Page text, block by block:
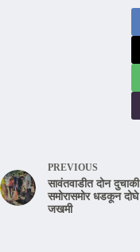
PREVIOUS
सावंतवाडीत दोन दुचाकी
समोरासमोर धडकून दोघे
जखमी